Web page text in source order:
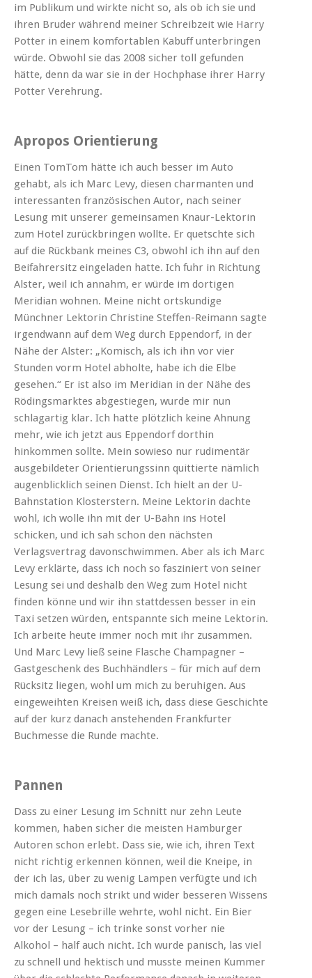
im Publikum und wirkte nicht so, als ob ich sie und
ihren Bruder während meiner Schreibzeit wie Harry
Potter in einem komfortablen Kabuff unterbringen
würde. Obwohl sie das 2008 sicher toll gefunden
hätte, denn da war sie in der Hochphase ihrer Harry
Potter Verehrung.
Apropos Orientierung
Einen TomTom hätte ich auch besser im Auto
gehabt, als ich Marc Levy, diesen charmanten und
interessanten französischen Autor, nach seiner
Lesung mit unserer gemeinsamen Knaur-Lektorin
zum Hotel zurückbringen wollte. Er quetschte sich
auf die Rückbank meines C3, obwohl ich ihn auf den
Beifahrersitz eingeladen hatte. Ich fuhr in Richtung
Alster, weil ich annahm, er würde im dortigen
Meridian wohnen. Meine nicht ortskundige
Münchner Lektorin Christine Steffen-Reimann sagte
irgendwann auf dem Weg durch Eppendorf, in der
Nähe der Alster: „Komisch, als ich ihn vor vier
Stunden vorm Hotel abholte, habe ich die Elbe
gesehen.“ Er ist also im Meridian in der Nähe des
Rödingsmarktes abgestiegen, wurde mir nun
schlagartig klar. Ich hatte plötzlich keine Ahnung
mehr, wie ich jetzt aus Eppendorf dorthin
hinkommen sollte. Mein sowieso nur rudimentär
ausgebildeter Orientierungssinn quittierte nämlich
augenblicklich seinen Dienst. Ich hielt an der U-
Bahnstation Klosterstern. Meine Lektorin dachte
wohl, ich wolle ihn mit der U-Bahn ins Hotel
schicken, und ich sah schon den nächsten
Verlagsvertrag davonschwimmen. Aber als ich Marc
Levy erklärte, dass ich noch so fasziniert von seiner
Lesung sei und deshalb den Weg zum Hotel nicht
finden könne und wir ihn stattdessen besser in ein
Taxi setzen würden, entspannte sich meine Lektorin.
Ich arbeite heute immer noch mit ihr zusammen.
Und Marc Levy ließ seine Flasche Champagner –
Gastgeschenk des Buchhändlers – für mich auf dem
Rücksitz liegen, wohl um mich zu beruhigen. Aus
eingeweihten Kreisen weiß ich, dass diese Geschichte
auf der kurz danach anstehenden Frankfurter
Buchmesse die Runde machte.
Pannen
Dass zu einer Lesung im Schnitt nur zehn Leute
kommen, haben sicher die meisten Hamburger
Autoren schon erlebt. Dass sie, wie ich, ihren Text
nicht richtig erkennen können, weil die Kneipe, in
der ich las, über zu wenig Lampen verfügte und ich
mich damals noch strikt und wider besseren Wissens
gegen eine Lesebrille wehrte, wohl nicht. Ein Bier
vor der Lesung – ich trinke sonst vorher nie
Alkohol – half auch nicht. Ich wurde panisch, las viel
zu schnell und hektisch und musste meinen Kummer